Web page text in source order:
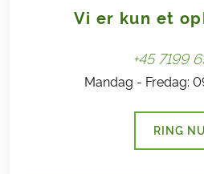
Vi er kun et
+45 7199
Mandag - Fredag:
RING NU